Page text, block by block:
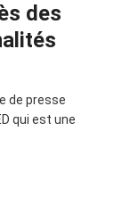
des
de presse
qui est une